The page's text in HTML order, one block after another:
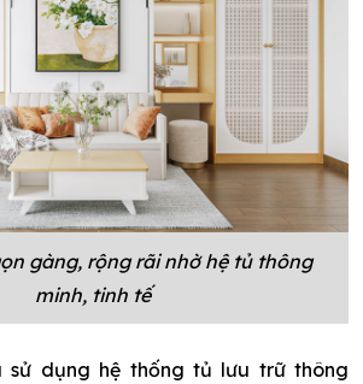
gàng, rộng rãi nhờ hệ tủ thông
minh, tinh tế
sử dụng hệ thống tủ lưu trữ thông